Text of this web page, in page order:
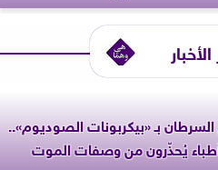
بـ «بيكربونات الصوديوم»..
يُحذّرون من وصفات الموت